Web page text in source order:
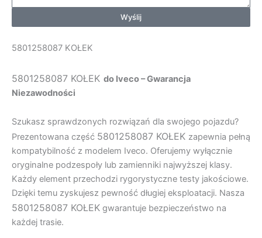
Wyślij
5801258087 KOŁEK
5801258087 KOŁEK do Iveco – Gwarancja
Niezawodności
Szukasz sprawdzonych rozwiązań dla swojego pojazdu?
Prezentowana część 5801258087 KOŁEK zapewnia pełną
kompatybilność z modelem Iveco. Oferujemy wyłącznie
oryginalne podzespoły lub zamienniki najwyższej klasy.
Każdy element przechodzi rygorystyczne testy jakościowe.
Dzięki temu zyskujesz pewność długiej eksploatacji. Nasza
5801258087 KOŁEK gwarantuje bezpieczeństwo na
każdej trasie.